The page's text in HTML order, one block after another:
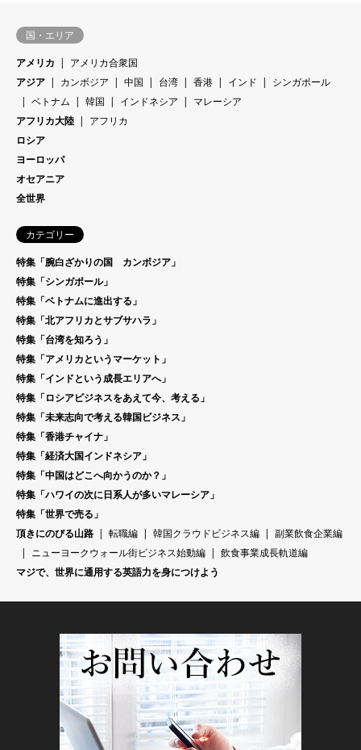
国・エリア
アメリカ
アメリカ合衆国
アジア
カンボジア 中国 台湾 香港 インド
シンガポール
ベトナム
韓国 インドネシア
マレーシア
アフリカ大陸
アフリカ
ロシア
ヨーロッパ
オセアニア
全世界
カテゴリー
特集「腕白ざかりの国 カンボジア」
特集「シンガポール」
特集「ベトナムに進出する」
特集「北アフリカとサブサハラ」
特集「台湾を知ろう」
特集「アメリカというマーケット」
特集「インドという成長エリアへ」
特集「ロシアビジネスをあえて今、考える」
特集「未来志向で考える韓国ビジネス」
特集「香港チャイナ」
特集「経済大国インドネシア」
特集「中国はどこへ向かうのか？」
特集「ハワイの次に日系人が多いマレーシア」
特集「世界で売る」
頂きにのびる山路
転職編 韓国クラウドビジネス編
副業飲食企業編
ニューヨークウォール街ビジネス始動編
飲食事業成長軌道編
マジで、世界に通用する英語力を身につけよう